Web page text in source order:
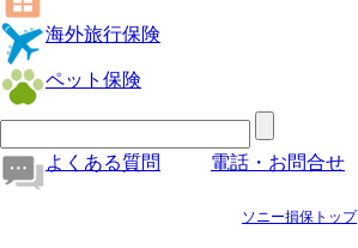
海外旅行保険
ペット保険
よくある質問 電話・お問合せ
ソニー損保トップ